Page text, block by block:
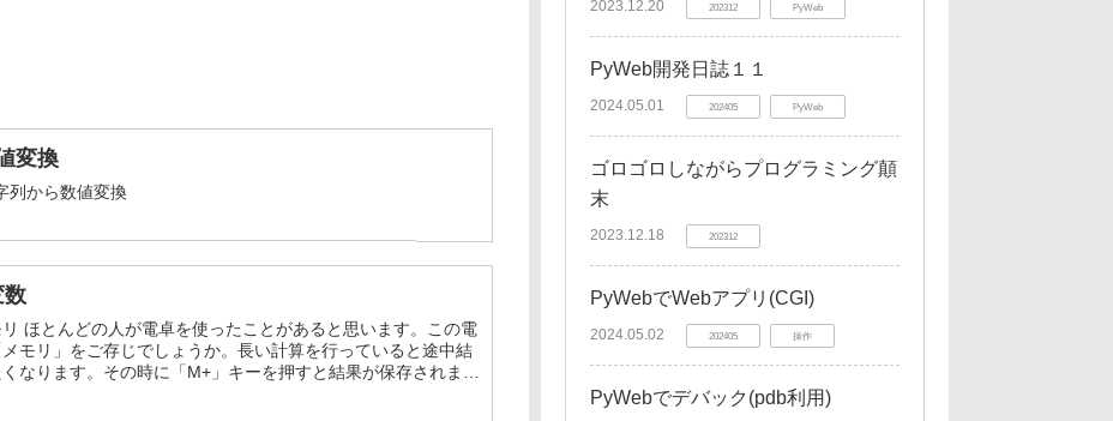
変換
列から数値変換
数
ほとんどの人が電卓を使ったことがあると思います。この電
モリ」をご存じでしょうか。長い計算を行っていると途中結
なります。その時に「M+」キーを押すと結果が保存されます
2023.12.20 202312 PyWeb
PyWeb開発日誌１１
2024.05.01 202405 PyWeb
ゴロゴロしながらプログラミング顛
末
2023.12.18 202312
PyWebでWebアプリ(CGI)
2024.05.02 202405 操作
PyWebでデバック(pdb利用)